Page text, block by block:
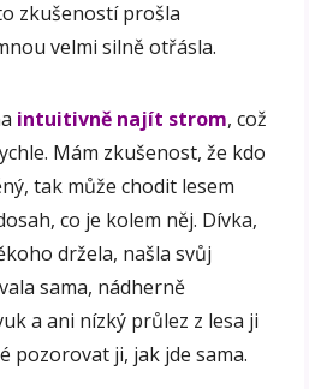
zkušeností prošla
velmi silně otřásla.
intuitivně najít strom, což
Mám zkušenost, že kdo
tak může chodit lesem
co je kolem něj. Dívka,
držela, našla svůj
sama, nádherně
a ani nízký průlez z lesa ji
pozorovat ji, jak jde sama.